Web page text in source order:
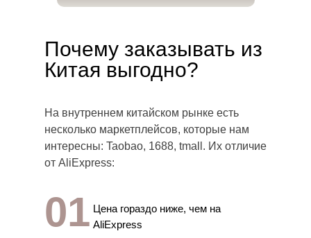
Почему заказывать из
Китая выгодно?
На внутреннем китайском рынке есть
несколько маркетплейсов, которые нам
интересны: Taobao, 1688, tmall. Их отличие
от AliExpress:
01 Цена гораздо ниже, чем на
AliExpress